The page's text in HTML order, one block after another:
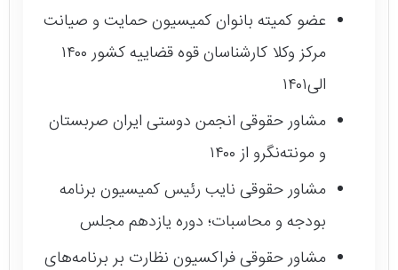
عضو کمیته بانوان کمیسیون حمایت و صیانت
مرکز وکلا ‌کارشناسان قوه قضاییه کشور ۱۴۰۰
الی۱۴۰۱
مشاور حقوقی انجمن دوستی ایران صربستان
و مونته‌نگرو از ۱۴۰۰
مشاور حقوقی نایب رئیس کمیسیون برنامه
بودجه و محاسبات؛ دوره یازدهم مجلس
مشاور حقوقی فراکسیون نظارت بر برنامه‌های